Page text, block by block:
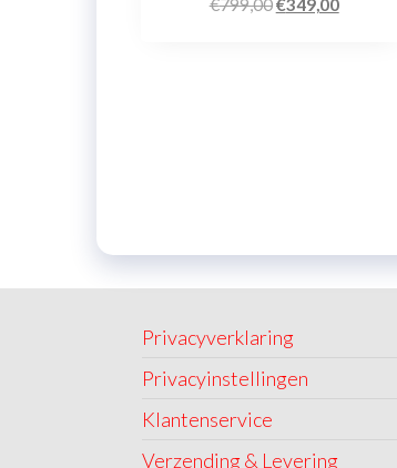
Privacyverklaring
Privacyinstellingen
Klantenservice
Verzending & Levering